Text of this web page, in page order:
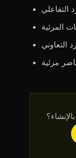
التفاعلي
المرئية
التعاوني
مرئية